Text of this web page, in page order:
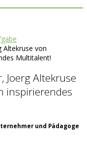
Altekruse von
Multitalent!
Joerg Altekruse
inspirierendes
und Pädagoge